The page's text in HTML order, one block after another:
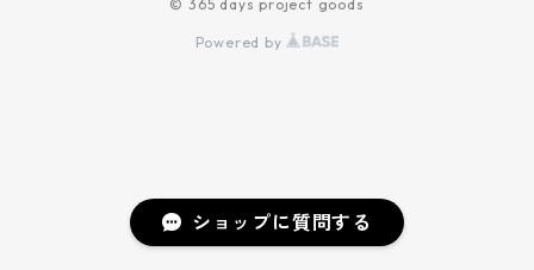
© 365 days project goods
Powered by
ショップに質問する